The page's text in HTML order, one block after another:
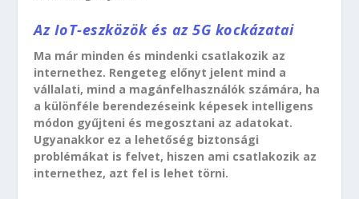
Az IoT-eszközök és az 5G kockázatai
Ma már minden és mindenki csatlakozik az
internethez. Rengeteg előnyt jelent mind a
vállalati, mind a magánfelhasználók számára, ha
a különféle berendezéseink képesek intelligens
módon gyűjteni és megosztani az adatokat.
Ugyanakkor ez a lehetőség biztonsági
problémákat is felvet, hiszen ami csatlakozik az
internethez, azt fel is lehet törni.